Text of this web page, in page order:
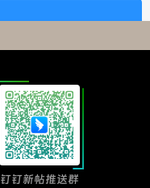
钉钉新帖推送群